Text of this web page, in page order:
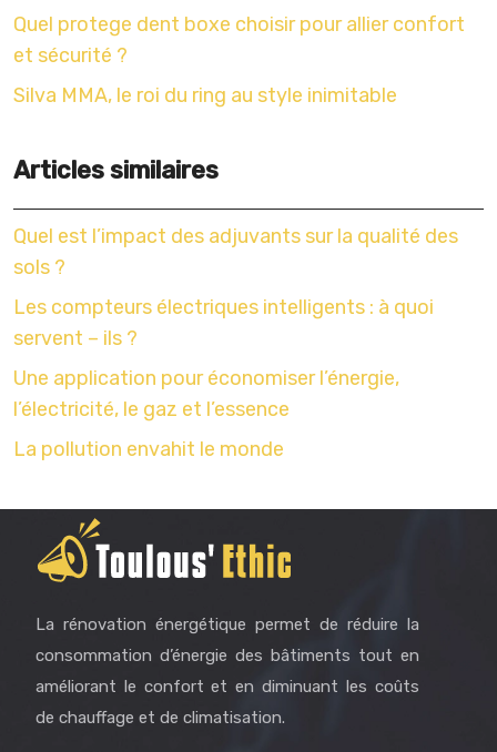
Quel protege dent boxe choisir pour allier confort
et sécurité ?
Silva MMA, le roi du ring au style inimitable
Articles similaires
Quel est l’impact des adjuvants sur la qualité des
sols ?
Les compteurs électriques intelligents : à quoi
servent – ils ?
Une application pour économiser l’énergie,
l’électricité, le gaz et l’essence
La pollution envahit le monde
La rénovation énergétique permet de réduire la
consommation d’énergie des bâtiments tout en
améliorant le confort et en diminuant les coûts
de chauffage et de climatisation.